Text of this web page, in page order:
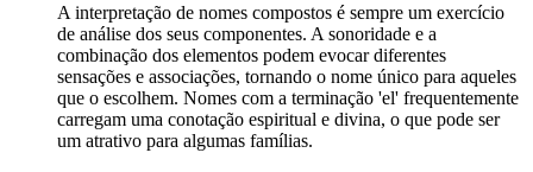
A interpretação de nomes compostos é sempre um exercício
de análise dos seus componentes. A sonoridade e a
combinação dos elementos podem evocar diferentes
sensações e associações, tornando o nome único para aqueles
que o escolhem. Nomes com a terminação 'el' frequentemente
carregam uma conotação espiritual e divina, o que pode ser
um atrativo para algumas famílias.